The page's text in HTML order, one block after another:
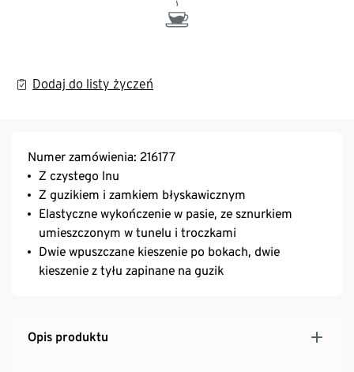
Dodaj do listy życzeń
Numer zamówienia: 216177
Z czystego lnu
Z guzikiem i zamkiem błyskawicznym
Elastyczne wykończenie w pasie, ze sznurkiem
umieszczonym w tunelu i troczkami
Dwie wpuszczane kieszenie po bokach, dwie
kieszenie z tyłu zapinane na guzik
Opis produktu